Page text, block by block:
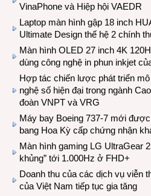
VinaPhone và Hiệp hội VAEDR
Laptop màn hình gập 18 inch
Ultimate Design thế hệ 2 chính
Màn hình OLED 27 inch 4K
dùng công nghệ in phun inkjet
Hợp tác chiến lược phát triển
nghệ số hiện đại trong ngành
đoàn VNPT và VRG
Máy bay Boeing 737-7 mới
bang Hoa Kỳ cấp chứng nhận
Màn hình gaming LG UltraGear
khủng” tới 1.000Hz ở FHD+
Doanh thu của các dịch vụ viễn
của Việt Nam tiếp tục gia tăng